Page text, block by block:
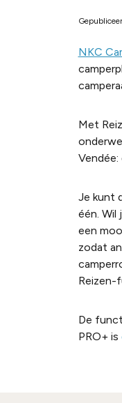
NKC
Met
Je kunt
één. Wil
een
zodat
Reizen-
De
PRO+ is